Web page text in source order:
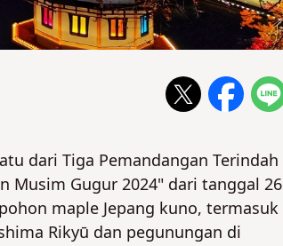
dari Tiga Pemandangan Terindah
Musim Gugur 2024" dari tanggal 26
maple Jepang kuno, termasuk
Rikyū dan pegunungan di